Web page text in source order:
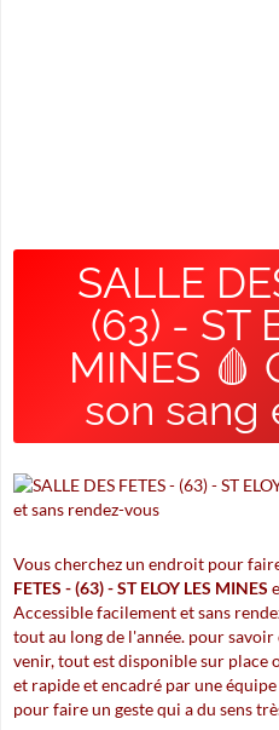
SALLE
(63) - ST
MINES 🩸
son sang
Vous cherchez un endroit pour
FETES - (63) - ST ELOY LES MINES
Accessible facilement et sans
tout au long de l'année. pour
venir, tout est disponible sur place
et rapide et encadré par une
pour faire un geste qui a du sens